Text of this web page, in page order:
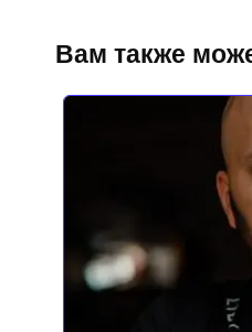
Вам также